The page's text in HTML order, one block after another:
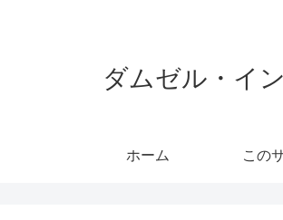
ダムゼル・イ
ホーム この